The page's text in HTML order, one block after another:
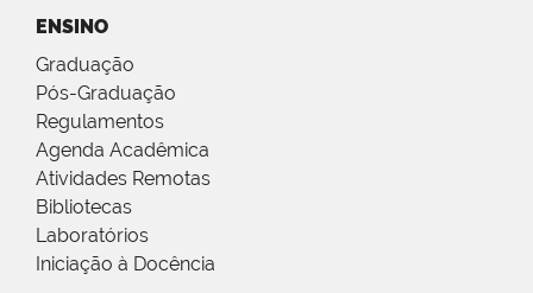
ENSINO
Graduação
Pós-Graduação
Regulamentos
Agenda Acadêmica
Atividades Remotas
Bibliotecas
Laboratórios
Iniciação à Docência